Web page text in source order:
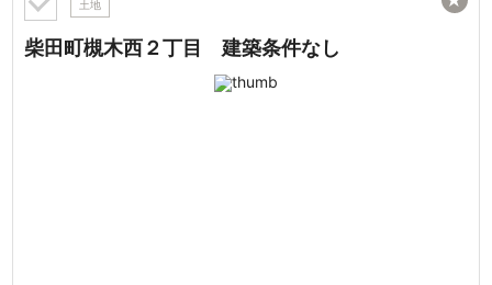
土地
柴田町槻木西２丁目 建築条件なし